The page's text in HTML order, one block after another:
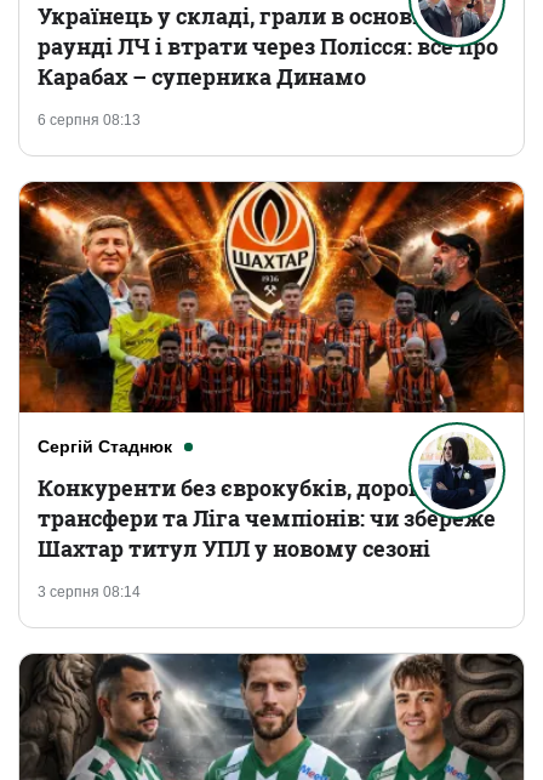
6 серпня 08:13
Українець у складі, грали в основному
раунді ЛЧ і втрати через Полісся: все про
Карабах – суперника Динамо
Сергій Стаднюк
3 серпня 08:14
Конкуренти без єврокубків, дорогі
трансфери та Ліга чемпіонів: чи збереже
Шахтар титул УПЛ у новому сезоні